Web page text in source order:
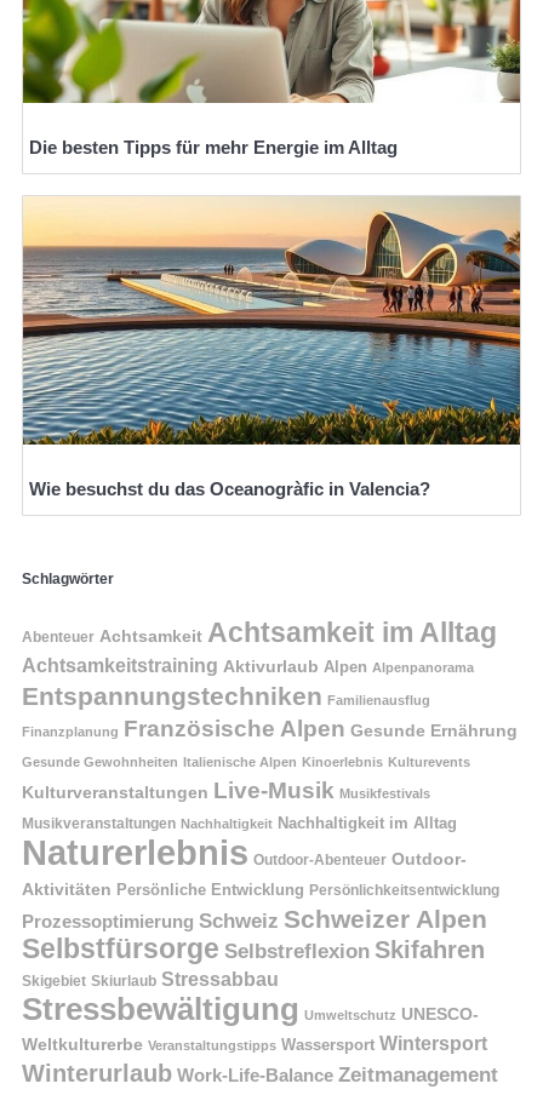
Die besten Tipps für mehr Energie im Alltag
Wie besuchst du das Oceanogràfic in Valencia?
Schlagwörter
Abenteuer Achtsamkeit Achtsamkeit im Alltag
Achtsamkeitstraining Aktivurlaub Alpen Alpenpanorama
Entspannungstechniken Familienausflug
Finanzplanung Französische Alpen Gesunde Ernährung
Gesunde Gewohnheiten Italienische Alpen Kinoerlebnis Kulturevents
Kulturveranstaltungen Live-Musik Musikfestivals
Musikveranstaltungen Nachhaltigkeit Nachhaltigkeit im Alltag
Naturerlebnis Outdoor-Abenteuer Outdoor-
Aktivitäten Persönliche Entwicklung Persönlichkeitsentwicklung
Prozessoptimierung Schweiz Schweizer Alpen
Selbstfürsorge Selbstreflexion Skifahren
Skigebiet Skiurlaub Stressabbau
Stressbewältigung Umweltschutz UNESCO-
Weltkulturerbe Veranstaltungstipps Wassersport Wintersport
Winterurlaub Work-Life-Balance Zeitmanagement